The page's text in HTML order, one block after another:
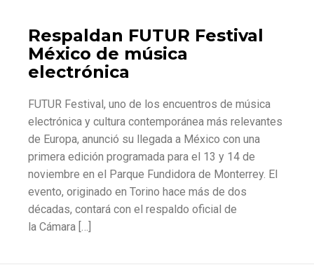
Respaldan FUTUR Festival
México de música
electrónica
FUTUR Festival, uno de los encuentros de música
electrónica y cultura contemporánea más relevantes
de Europa, anunció su llegada a México con una
primera edición programada para el 13 y 14 de
noviembre en el Parque Fundidora de Monterrey. El
evento, originado en Torino hace más de dos
décadas, contará con el respaldo oficial de
la Cámara […]